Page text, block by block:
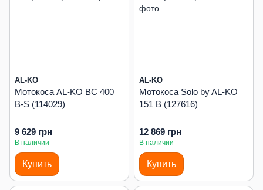
AL-KO
Мотокоса AL-KO BC 400
B-S (114029)
9 629 грн
В наличии
Купить
AL-KO
Мотокоса Solo by AL-KO
151 B (127616)
12 869 грн
В наличии
Купить